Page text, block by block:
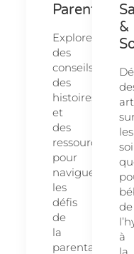
Parentalité
Explorez
des
conseils,
des
histoires
et
des
ressources
pour
naviguer
les
défis
de
la
parentalité,
&
les
de
à
la